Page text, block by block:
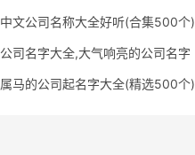
中文公司名称大全好听(合集500个)
公司名字大全,大气响亮的公司名字
属马的公司起名字大全(精选500个)